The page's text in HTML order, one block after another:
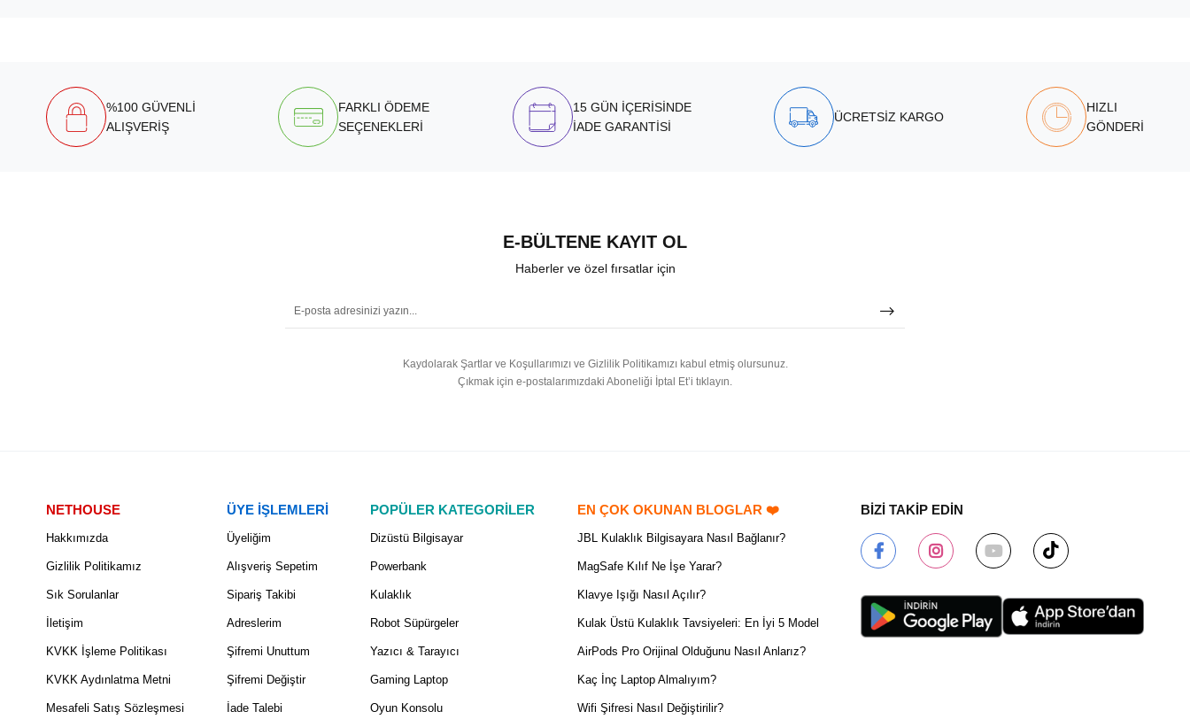
%100 GÜVENLİ
ALIŞVERİŞ
FARKLI ÖDEME
SEÇENEKLERİ
15 GÜN İÇERİSİNDE
İADE GARANTİSİ
ÜCRETSİZ KARGO
HIZLI
GÖNDERİ
E-BÜLTENE KAYIT OL
Haberler ve özel fırsatlar için
Kaydolarak Şartlar ve Koşullarımızı ve Gizlilik Politikamızı kabul etmiş olursunuz.
Çıkmak için e-postalarımızdaki Aboneliği İptal Et’i tıklayın.
NETHOUSE
Hakkımızda
Gizlilik Politikamız
Sık Sorulanlar
İletişim
KVKK İşleme Politikası
KVKK Aydınlatma Metni
Mesafeli Satış Sözleşmesi
ÜYE İŞLEMLERİ
Üyeliğim
Alışveriş Sepetim
Sipariş Takibi
Adreslerim
Şifremi Unuttum
Şifremi Değiştir
İade Talebi
POPÜLER KATEGORİLER
Dizüstü Bilgisayar
Powerbank
Kulaklık
Robot Süpürgeler
Yazıcı & Tarayıcı
Gaming Laptop
Oyun Konsolu
EN ÇOK OKUNAN BLOGLAR ❤️
JBL Kulaklık Bilgisayara Nasıl Bağlanır?
MagSafe Kılıf Ne İşe Yarar?
Klavye Işığı Nasıl Açılır?
Kulak Üstü Kulaklık Tavsiyeleri: En İyi 5 Model
AirPods Pro Orijinal Olduğunu Nasıl Anlarız?
Kaç İnç Laptop Almalıyım?
Wifi Şifresi Nasıl Değiştirilir?
BİZİ TAKİP EDİN